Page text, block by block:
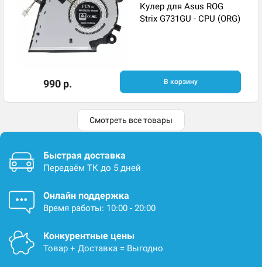
Кулер для Asus ROG
Strix G731GU - CPU (ORG)
990 р. В корзину
Смотреть все товары
Быстрая доставка
Передаём ТК до 5 дней
Онлайн поддержка
Время работы: 10:00 - 20:00
Конкурентные цены
Товар + Доставка = Выгодно